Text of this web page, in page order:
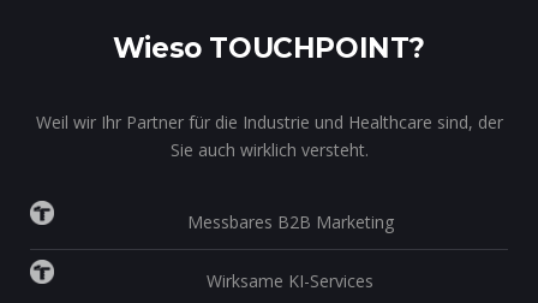
Wieso TOUCHPOINT?
Weil wir Ihr Partner für die Industrie und Healthcare sind, der
Sie auch wirklich versteht.
Messbares B2B Marketing
Wirksame KI-Services